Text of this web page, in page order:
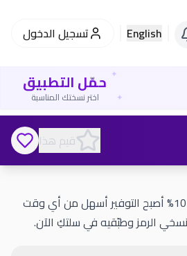
English تسجيل الدخول
حمّل التطبيق
اختر نسختك المناسبة
✦
✦
قيم هذا
كل أم تبحث عن الأفضل لطفلها دون أن تتجاوز ميزانيتها، ومع كود خصم فيرست كراي 2026 الحصري (AFF19) بنسبة 10% أصبح التوفير أسهل من أي وقت
الرمز وطبّقيه في سلتكِ الآن.